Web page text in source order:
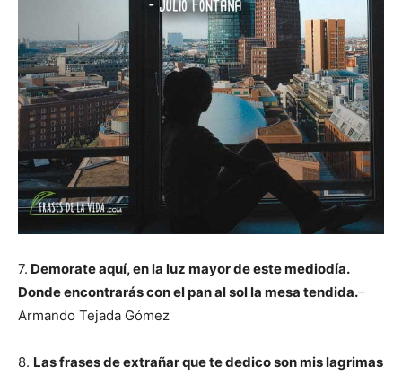
7. Demorate aquí, en la luz mayor de este mediodía.
Donde encontrarás con el pan al sol la mesa tendida.–
Armando Tejada Gómez
8. Las frases de extrañar que te dedico son mis lagrimas